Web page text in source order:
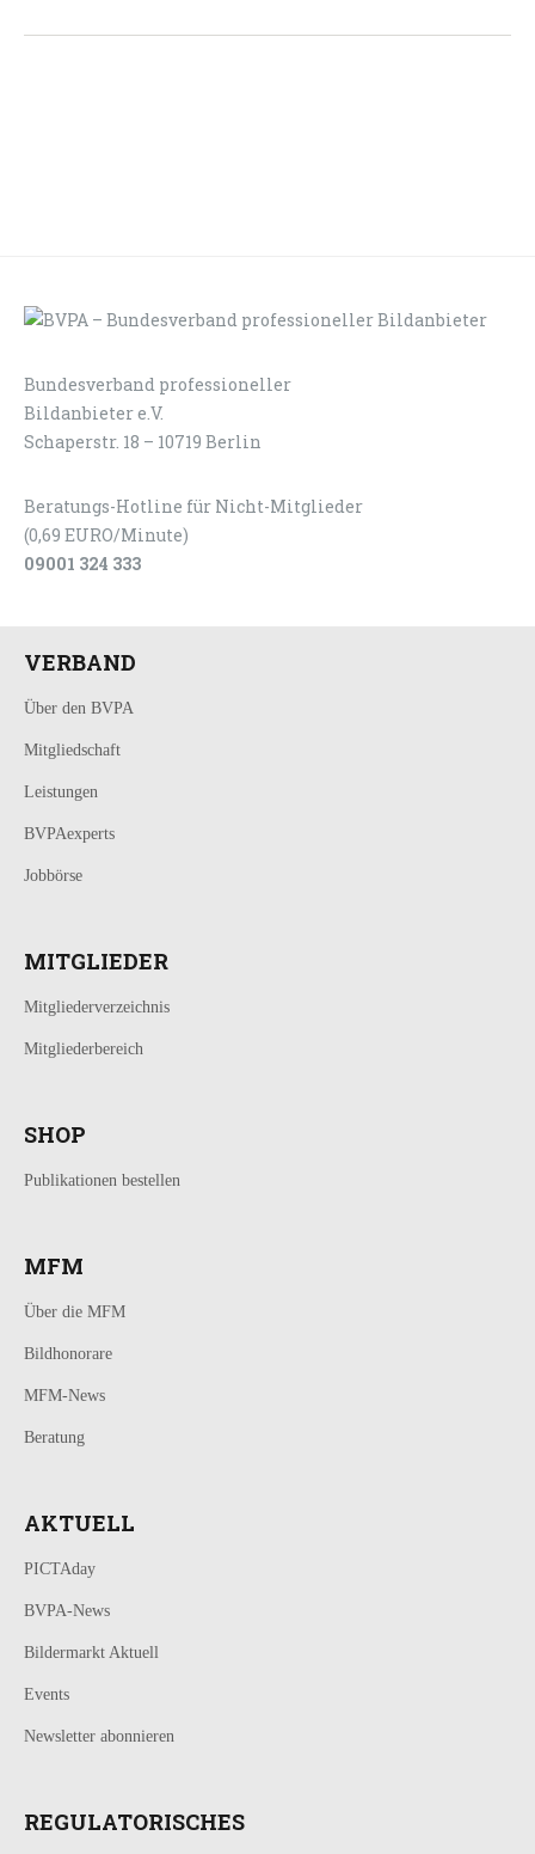
Bundesverband professioneller
Bildanbieter e.V.
Schaperstr. 18 – 10719 Berlin
Beratungs-Hotline für Nicht-Mitglieder
(0,69 EURO/Minute)
09001 324 333
VERBAND
Über den BVPA
Mitgliedschaft
Leistungen
BVPAexperts
Jobbörse
MITGLIEDER
Mitgliederverzeichnis
Mitgliederbereich
SHOP
Publikationen bestellen
MFM
Über die MFM
Bildhonorare
MFM-News
Beratung
AKTUELL
PICTAday
BVPA-News
Bildermarkt Aktuell
Events
Newsletter abonnieren
REGULATORISCHES